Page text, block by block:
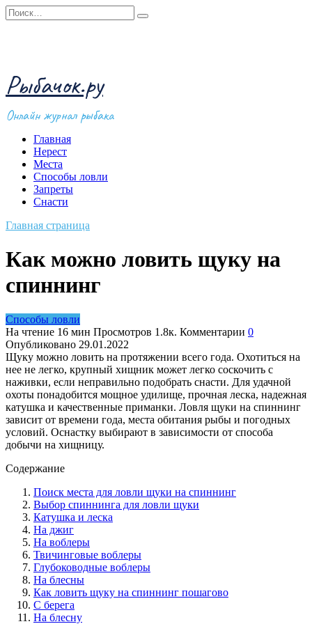
Перейти
к
Search
for:
Рыбачок.ру
Онлайн журнал рыбака
Главная
Нерест
Места
Способы ловли
Запреты
Снасти
Главная страница
Как можно ловить щуку на
спиннинг
Способы ловли
На чтение 16 мин Просмотров 1.8к. Комментарии 0
Опубликовано 29.01.2022
Щуку можно ловить на протяжении всего года. Охотиться на
нее не легко, крупный хищник может легко соскочить с
наживки, если неправильно подобрать снасти. Для удачной
охоты понадобится мощное удилище, прочная леска, надежная
катушка и качественные приманки. Ловля щуки на спиннинг
зависит от времени года, места обитания рыбы и погодных
условий. Оснастку выбирают в зависимости от способа
добычи на хищницу.
Содержание
Поиск места для ловли щуки на спиннинг
Выбор спиннинга для ловли щуки
Катушка и леска
На джиг
На воблеры
Твичинговые воблеры
Глубоководные воблеры
На блесны
Как ловить щуку на спиннинг пошагово
С берега
На блесну